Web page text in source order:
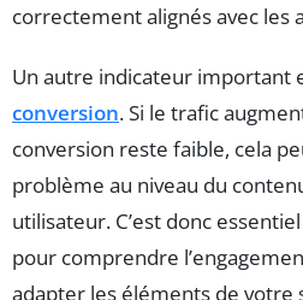
correctement alignés avec les
Un autre indicateur important
conversion. Si le trafic
conversion reste faible, cela
problème au niveau du
utilisateur. C’est donc
pour comprendre
adapter les éléments de votre